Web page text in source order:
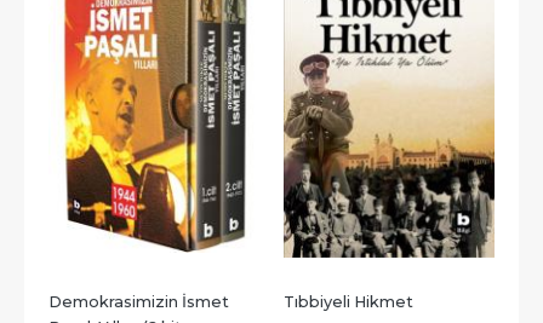
Demokrasimizin İsmet
Tıbbiyeli Hikmet